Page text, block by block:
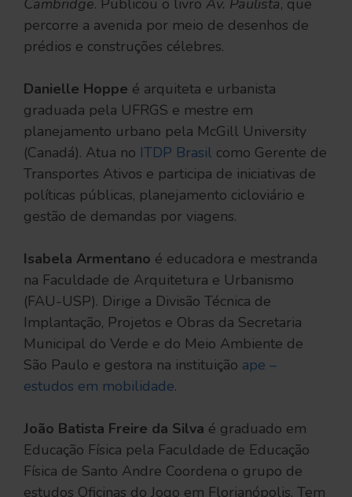
Cambridge. Publicou o livro Av. Paulista, que
percorre a avenida por meio de desenhos de
prédios e construções célebres.
Danielle Hoppe é arquiteta e urbanista
graduada pela UFRGS e mestre em
planejamento urbano pela McGill University
(Canadá). Atua no ITDP Brasil como Gerente de
Transportes Ativos e participa de iniciativas de
políticas públicas, planejamento cicloviário e
gestão de demandas por viagens.
Isabela Armentano é educadora e mestranda
na Faculdade de Arquitetura e Urbanismo
(FAU-USP). Dirige a Divisão Técnica de
Implantação, Projetos e Obras da Secretaria
Municipal do Verde e do Meio Ambiente de
São Paulo e gestora na instituição ape –
estudos em mobilidade.
João Batista Freire da Silva é graduado em
Educação Física pela Faculdade de Educação
Física de Santo Andre Coordena o grupo de
estudos Oficinas do Jogo em Florianópolis. Tem